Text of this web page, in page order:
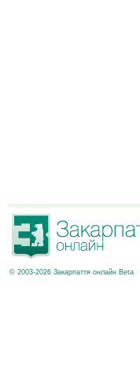
© 2003-2026 Закарпаття онлайн Beta